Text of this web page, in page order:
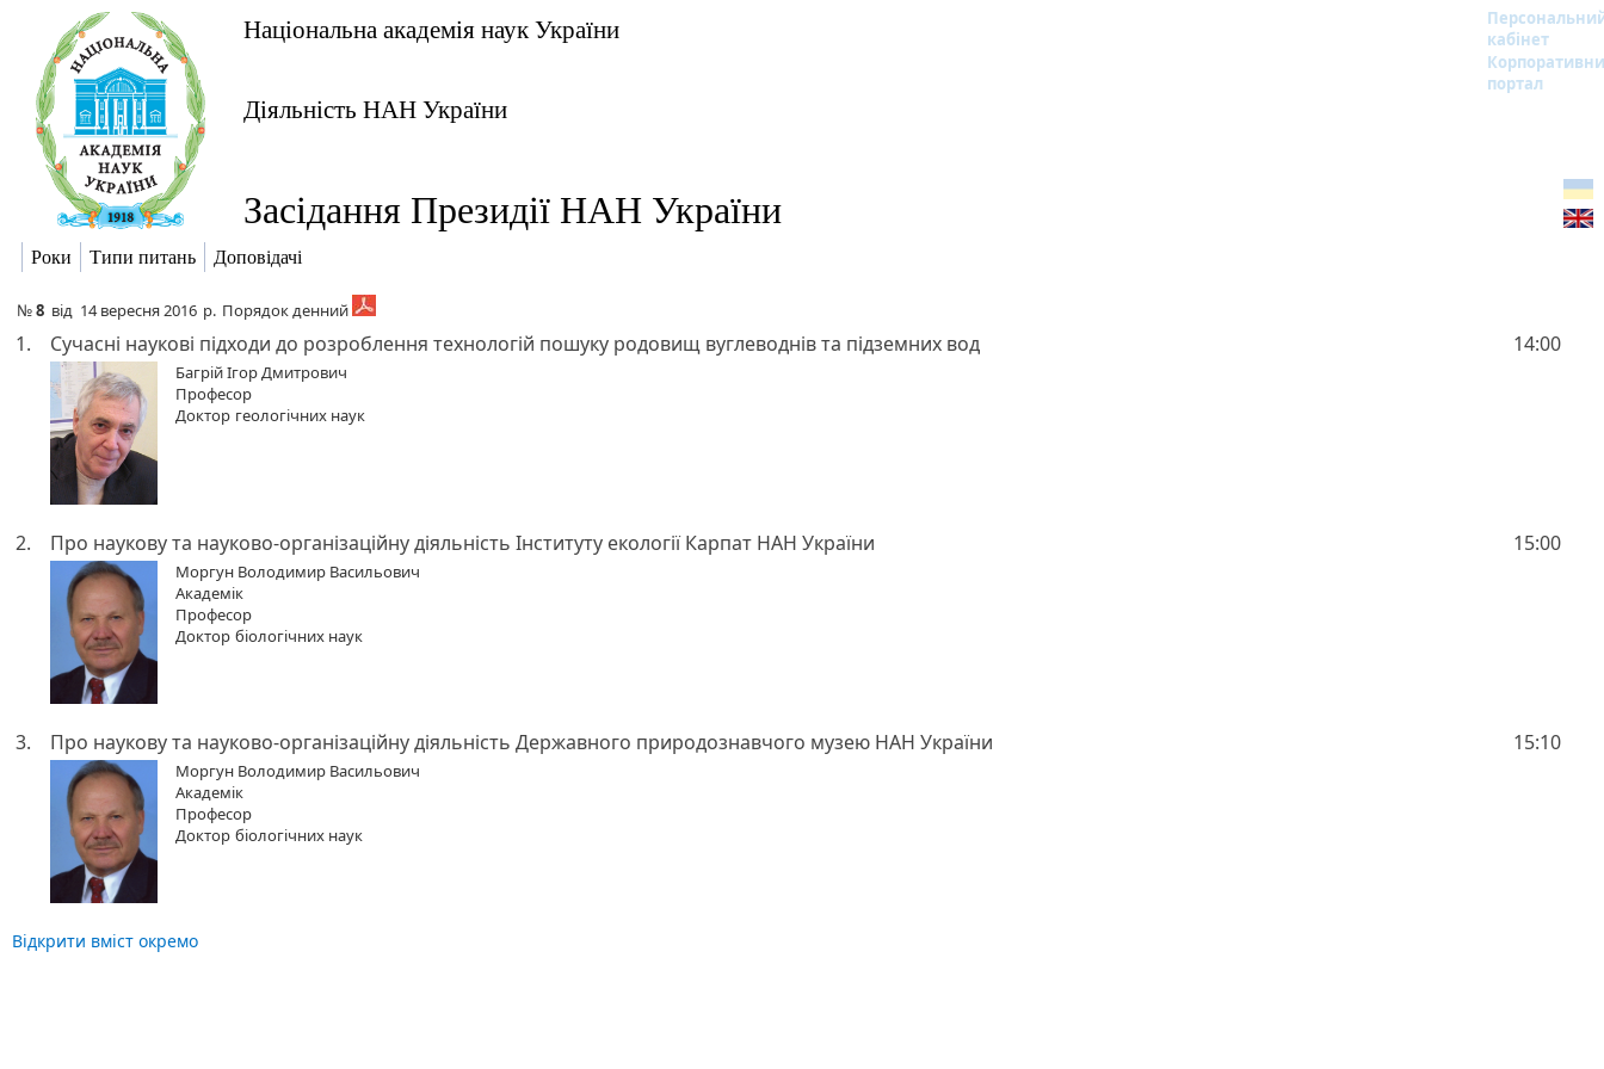
Національна академія наук України
кабінет
портал
Діяльність НАН України
Засідання Президії НАН України
Роки Типи питань Доповідачі
№8 від 14 вересня 2016 р. Порядок денний
1. Сучасні наукові підходи до розроблення технологій пошуку родовищ вуглеводнів та підземних вод 14:00
Багрій Ігор Дмитрович
Професор
Доктор геологічних наук
2. Про наукову та науково-організаційну діяльність Інституту екології Карпат НАН України 15:00
Моргун Володимир Васильович
Академік
Професор
Доктор біологічних наук
3. Про наукову та науково-організаційну діяльність Державного природознавчого музею НАН України 15:10
Моргун Володимир Васильович
Академік
Професор
Доктор біологічних наук
Відкрити вміст окремо